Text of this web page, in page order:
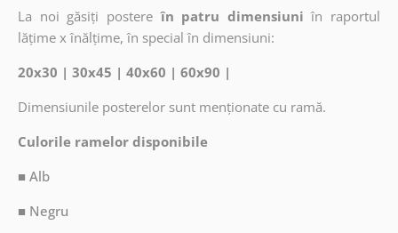
La noi găsiți postere în patru dimensiuni în raportul
lățime x înălțime, în special în dimensiuni:
20x30 | 30x45 | 40x60 | 60x90 |
Dimensiunile posterelor sunt menționate cu ramă.
Culorile ramelor disponibile
■ Alb
■ Negru